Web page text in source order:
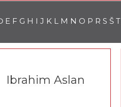
E F G H I J K L M N O P R S Š T
Ibrahim Aslan